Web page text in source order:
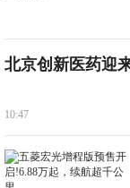
北京创新医药迎
10:47